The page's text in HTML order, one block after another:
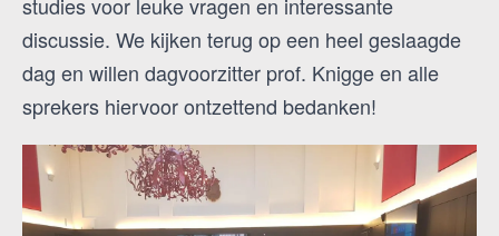
discussie. We kijken terug op een heel geslaagde
dag en willen dagvoorzitter prof. Knigge en alle
sprekers hiervoor ontzettend bedanken!